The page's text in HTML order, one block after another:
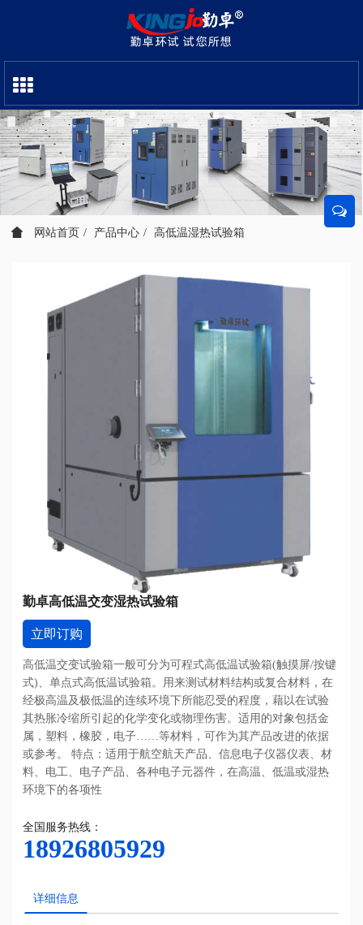
网站首页 产品中心 高低温湿热试验箱
勤卓高低温交变湿热试验箱
立即订购
高低温交变试验箱一般可分为可程式高低温试验箱(触摸屏/按键
式)、单点式高低温试验箱。用来测试材料结构或复合材料，在
经极高温及极低温的连续环境下所能忍受的程度，藉以在试验
其热胀冷缩所引起的化学变化或物理伤害。适用的对象包括金
属，塑料，橡胶，电子……等材料，可作为其产品改进的依据
或参考。 特点：适用于航空航天产品、信息电子仪器仪表、材
料、电工、电子产品、各种电子元器件，在高温、低温或湿热
环境下的各项性
全国服务热线：
18926805929
详细信息